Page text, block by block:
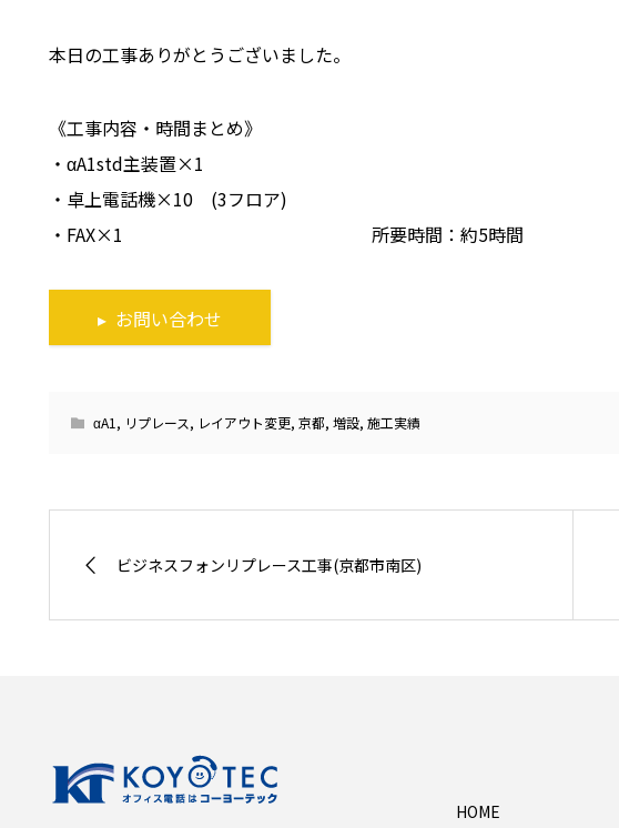
本日の工事ありがとうございました。
《工事内容・時間まとめ》
・αA1std主装置×1
・卓上電話機×10 (3フロア)
・FAX×1 所要時間：約5時間
▸ お問い合わせ
αA1 , リプレース, レイアウト変更, 京都, 増設, 施工実績
ビジネスフォンリプレース工事(京都市南区)
HOME